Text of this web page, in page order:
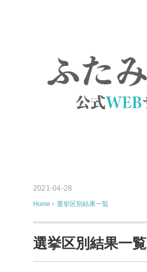
2021-04-28
Home › 選挙区別結果一覧
選挙区別結果一覧